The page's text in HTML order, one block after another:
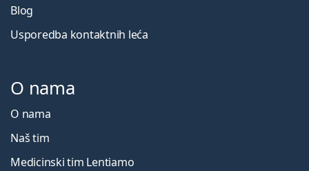
Blog
Usporedba kontaktnih leća
O nama
O nama
Naš tim
Medicinski tim Lentiamo